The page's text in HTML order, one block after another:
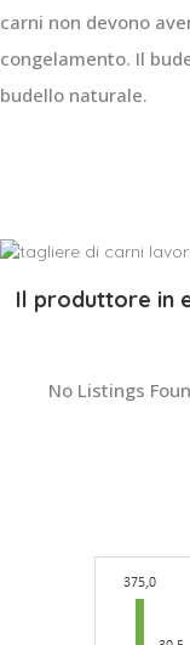
carni non devono
congelamento. Il
budello naturale.
Il produttore in
No Listings